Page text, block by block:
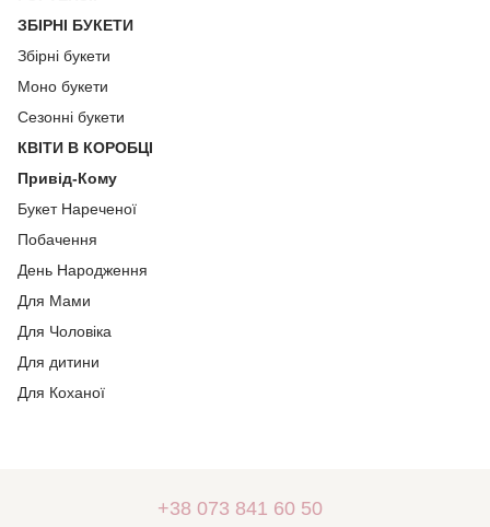
ЗБІРНІ БУКЕТИ
Збірні букети
Моно букети
Сезонні букети
КВІТИ В КОРОБЦІ
Привід-Кому
Букет Нареченої
Побачення
День Народження
Для Мами
Для Чоловіка
Для дитини
Для Коханої
+38 073 841 60 50